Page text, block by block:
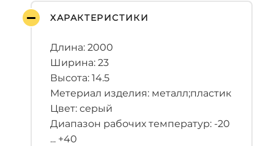
ХАРАКТЕРИСТИКИ
Длина: 2000
Ширина: 23
Высота: 14.5
Метериал изделия: металл;пластик
Цвет: серый
Диапазон рабочих температур: -20
... +40